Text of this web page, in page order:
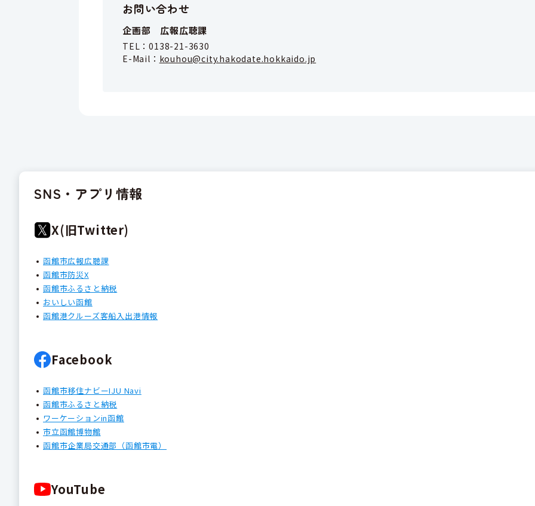
お問い合わせ
企画部 広報広聴課
TEL：0138-21-3630
E-Mail： kouhou@city.hakodate.hokkaido.jp
SNS・アプリ情報
X(旧Twitter)
函館市広報広聴課
函館市防災X
函館市ふるさと納税
おいしい函館
函館港クルーズ客船入出港情報
Facebook
函館市移住ナビーIJU Navi
函館市ふるさと納税
ワーケーションin函館
市立函館博物館
函館市企業局交通部（函館市電）
YouTube